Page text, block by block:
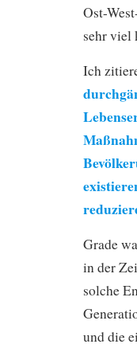
Ost-
sehr viel
Ich
Grade
in der
solche
und die